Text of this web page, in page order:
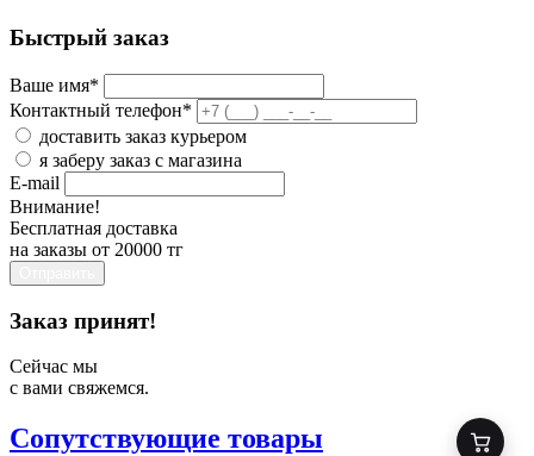
Быстрый заказ
Ваше имя*
Контактный телефон*
доставить заказ курьером
я заберу заказ с магазина
E-mail
Внимание!
Бесплатная доставка
на заказы от 20000 тг
Заказ принят!
Сейчас мы
с вами свяжемся.
Сопутствующие товары